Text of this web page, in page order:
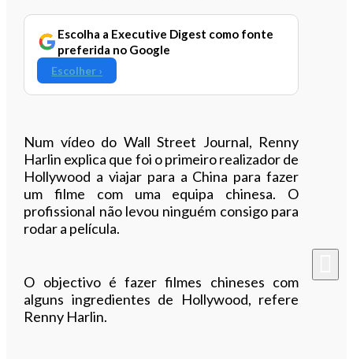
Escolha a Executive Digest como fonte
preferida no Google
Escolher ›
Num vídeo do Wall Street Journal, Renny
Harlin explica que foi o primeiro realizador de
Hollywood a viajar para a China para fazer
um filme com uma equipa chinesa. O
profissional não levou ninguém consigo para
rodar a película.
O objectivo é fazer filmes chineses com
alguns ingredientes de Hollywood, refere
Renny Harlin.